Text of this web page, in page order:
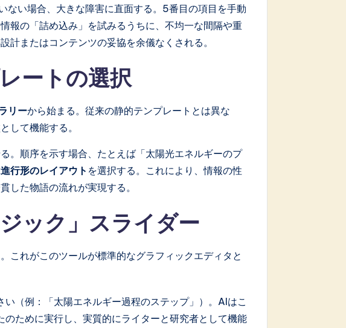
ない場合、大きな障害に直面する。5番目の項目を手動
報の「詰め込み」を試みるうちに、不均一な間隔や重
計またはコンテンツの妥協を余儀なくされる。
ートの選択
リーから始まる。従来の静的テンプレートとは異な
して機能する。
。順序を示す場合、たとえば「太陽光エネルギーのプ
行形のレイアウト を選択する。これにより、情報の性
した物語の流れが実現する。
ック」スライダー
これがこのツールが標準的なグラフィックエディタと
（例：「太陽エネルギー過程のステップ」）。AIはこ
のために実行し、実質的にライターと研究者として機能